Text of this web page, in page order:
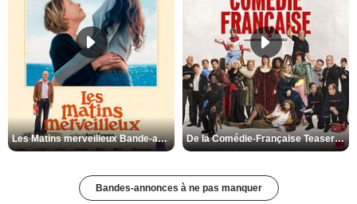
Les Matins merveilleux Bande-annonce VF De la Comédie-Française Teaser VF
Bandes-annonces à ne pas manquer